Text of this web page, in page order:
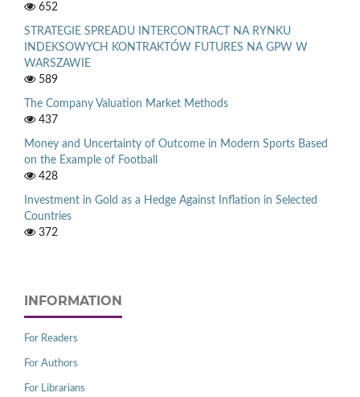
652
STRATEGIE SPREADU INTERCONTRACT NA RYNKU
INDEKSOWYCH KONTRAKTÓW FUTURES NA GPW W
WARSZAWIE
589
The Company Valuation Market Methods
437
Money and Uncertainty of Outcome in Modern Sports Based
on the Example of Football
428
Investment in Gold as a Hedge Against Inflation in Selected
Countries
372
INFORMATION
For Readers
For Authors
For Librarians